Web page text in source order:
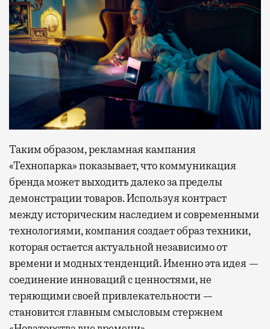
Таким образом, рекламная кампания
«Технопарка» показывает, что коммуникация
бренда может выходить далеко за пределы
демонстрации товаров. Используя контраст
между историческим наследием и современными
технологиями, компания создает образ техники,
которая остается актуальной независимо от
времени и модных тенденций. Именно эта идея —
соединение инноваций с ценностями, не
теряющими своей привлекательности —
становится главным смысловым стержнем